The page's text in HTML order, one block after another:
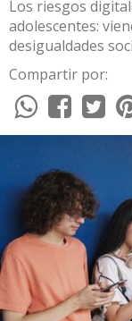
Los riesgos
adolescentes:
desigualdades
Compartir por: